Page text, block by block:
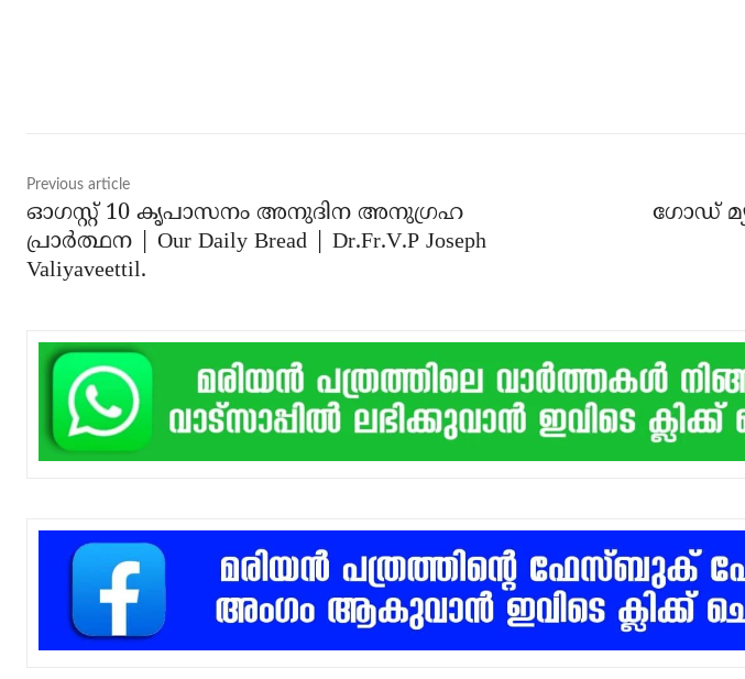
Previous article
ഓഗസ്റ്റ് 10 കൃപാസനം അനുദിന അനുഗ്രഹ
പ്രാർത്ഥന | Our Daily Bread | Dr.Fr.V.P Joseph
Valiyaveettil.
ഗോഡ്